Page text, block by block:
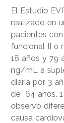
El Estudio
realizado en
pacientes
funcional II o
18 años y 79
ng/mL a
diaria por 3
de 64 años,
observó
causa